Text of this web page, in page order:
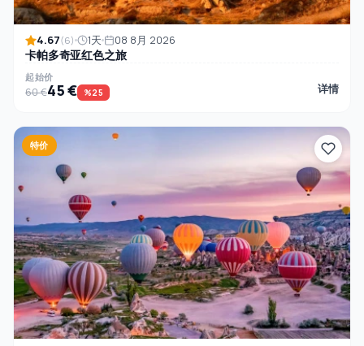
4.67(6) 1天 08 8月 2026
卡帕多奇亚红色之旅
起始价
60 €45 € %25 详情
特价